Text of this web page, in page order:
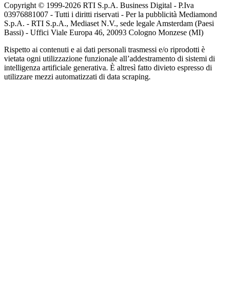
Copyright © 1999-2026 RTI S.p.A. Business Digital - P.Iva
03976881007 - Tutti i diritti riservati - Per la pubblicità Mediamond
S.p.A. - RTI S.p.A., Mediaset N.V., sede legale Amsterdam (Paesi
Bassi) - Uffici Viale Europa 46, 20093 Cologno Monzese (MI)
Rispetto ai contenuti e ai dati personali trasmessi e/o riprodotti è
vietata ogni utilizzazione funzionale all’addestramento di sistemi di
intelligenza artificiale generativa. È altresì fatto divieto espresso di
utilizzare mezzi automatizzati di data scraping.